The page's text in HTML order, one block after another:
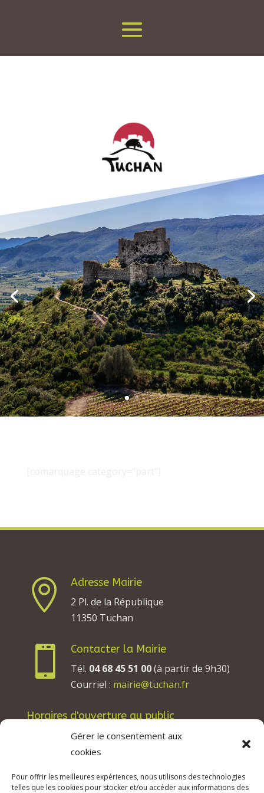
Gérer le consentement aux
cookies
Pour offrir les meilleures expériences, nous utilisons des technologies
telles que les cookies pour stocker et/ou accéder aux informations des

Adresse Mairie
2 Pl. de la République
11350 Tuchan

Contacter la Mairie
Tél. 04 68 45 51 00(à partir de 9h30)
Courriel : mairie@tuchan.fr
Horaires d'ouverture au public
Les lundis, mardis et jeudis : de 8h à 12h et de
13h30 à 17h30.
Les vendredis : de 8h à 12h.